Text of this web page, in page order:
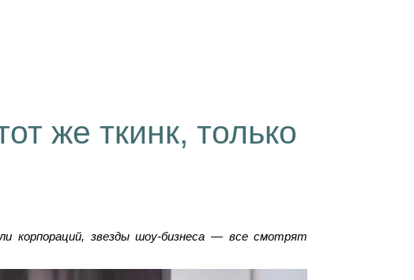
же ткинк, только
корпораций, звезды шоу-бизнеса — все смотрят